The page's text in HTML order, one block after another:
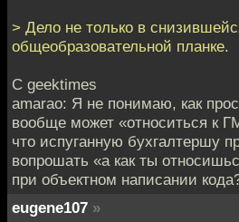
> Дело не только в
общеобразовательной планке.
С geektimes
amarao: Я не понимаю, как
вообще может «относиться к
что испуганную бухгалтершу
вопрошать «а как ты
при объектном написании
eugene107 »